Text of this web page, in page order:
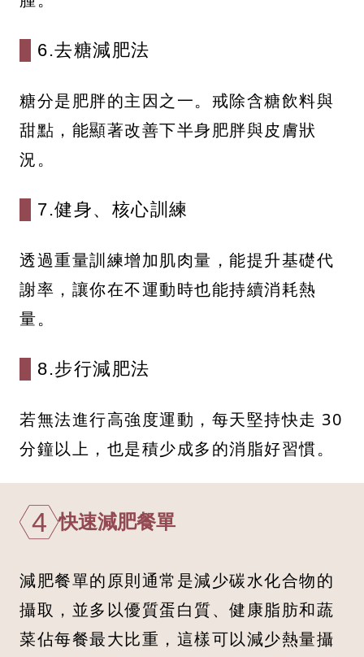
6.去糖減肥法
糖分是肥胖的主因之一。戒除含糖飲料與
甜點，能顯著改善下半身肥胖與皮膚狀
況。
7.健身、核心訓練
透過重量訓練增加肌肉量，能提升基礎代
謝率，讓你在不運動時也能持續消耗熱
量。
8.步行減肥法
若無法進行高強度運動，每天堅持快走 30
分鐘以上，也是積少成多的消脂好習慣。
4 快速減肥餐單
減肥餐單的原則通常是減少碳水化合物的
攝取，並多以優質蛋白質、健康脂肪和蔬
菜佔每餐最大比重，這樣可以減少熱量攝